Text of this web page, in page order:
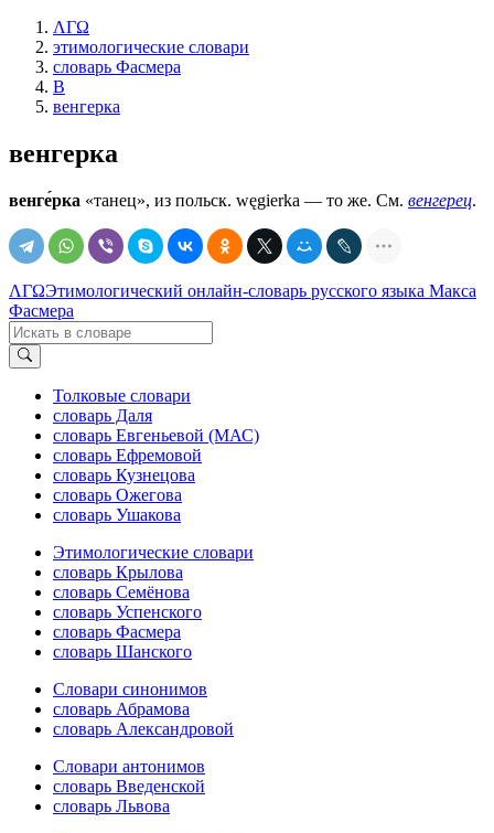
ΛΓΩ
этимологические словари
словарь Фасмера
В
венгерка
венгерка
венге́рка «танец», из польск. węgierka — то же. См. венгерец.
ΛΓΩЭтимологический онлайн-словарь русского языка Макса
Фасмера
Толковые словари
словарь Даля
словарь Евгеньевой (МАС)
словарь Ефремовой
словарь Кузнецова
словарь Ожегова
словарь Ушакова
Этимологические словари
словарь Крылова
словарь Семёнова
словарь Успенского
словарь Фасмера
словарь Шанского
Словари синонимов
словарь Абрамова
словарь Александровой
Словари антонимов
словарь Введенской
словарь Львова